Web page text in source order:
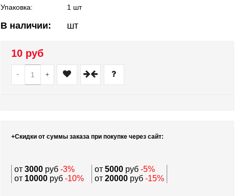
Упаковка:
1 шт
В наличии: шт
10 руб
- +
+Скидки от суммы заказа при покупке через сайт:
от3000руб -3% от 5000руб-5%
от 10000руб -10% от 20000руб -15%